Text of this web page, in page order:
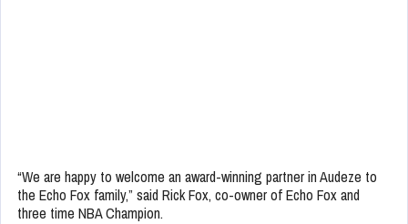
“We are happy to welcome an award-winning partner in Audeze to
the Echo Fox family,” said Rick Fox, co-owner of Echo Fox and
three time NBA Champion.